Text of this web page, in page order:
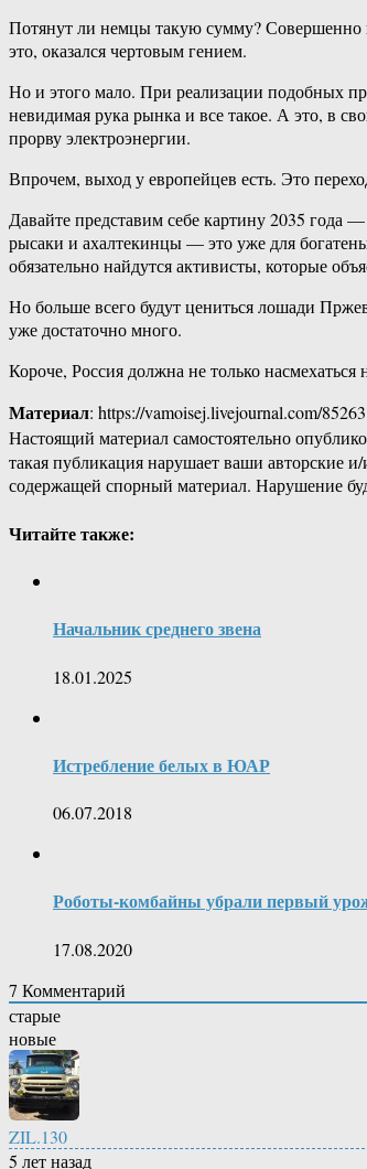
Потянут ли немцы такую сумму? Совершенно
это, оказался чертовым гением.
Но и этого мало. При реализации подобных
невидимая рука рынка и все такое. А это, в
прорву электроэнергии.
Впрочем, выход у европейцев есть. Это
Давайте представим себе картину 2035
рысаки и ахалтекинцы — это уже для
обязательно найдутся активисты, которые
Но больше всего будут цениться лошади
уже достаточно много.
Короче, Россия должна не только
Материал: https://vamoisej.livejournal.com/
Настоящий материал самостоятельно
такая публикация нарушает ваши авторские
содержащей спорный материал. Нарушение
Читайте также:
Начальник среднего звена
18.01.2025
Истребление белых в ЮАР
06.07.2018
Роботы-комбайны убрали первый
17.08.2020
7 Комментарий
старые
новые
ZIL.130
5 лет назад